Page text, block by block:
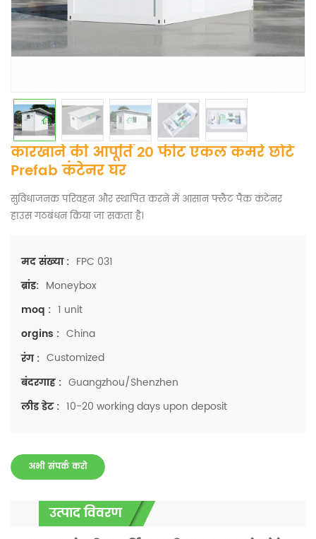
कारखाने की आपूर्ति 20 फीट एकल कमरे छोटे
Prefab कंटेनर घर
सुविधाजनक परिवहन और स्थापित करने में आसान फ्लैट पैक कंटेनर
हाउस गठबंधन किया जा सकता है।
मद संख्या : FPC 031
ब्रांड: Moneybox
moq : 1 unit
orgins : China
रंग : Customized
बंदरगाह : Guangzhou/Shenzhen
लीड डेट : 10-20 working days upon deposit
अभी संपर्क करो
उत्पाद विवरण